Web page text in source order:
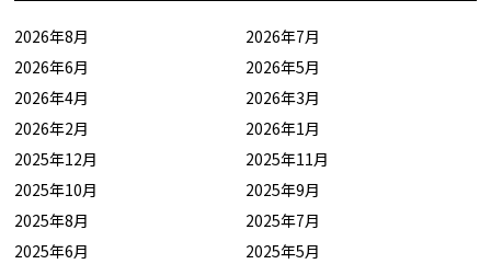
2026年8月
2026年7月
2026年6月
2026年5月
2026年4月
2026年3月
2026年2月
2026年1月
2025年12月
2025年11月
2025年10月
2025年9月
2025年8月
2025年7月
2025年6月
2025年5月